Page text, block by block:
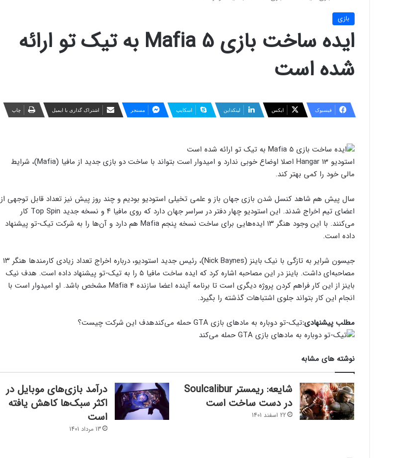
بازی
ایده ساخت بازی Mafia 5 به تیک تو ارائه
شده است
فیسبوک ایکس لینکداین اسکایپ مسنجر اشتراک گذاری با ایمیل چاپ
استودیو Hangar 13 اصلا اوضاع خوبی ندارد و امیدوار است بتواند با ساخت دو بازی جدید از مافیا (Mafia)، شرایط
مالی خود را کمی بهتر کند.
سال پیش هم شاهد کنسل شدن بازی جهان باز و علمی تخیلی استودیو بودیم و چند روز پیش نیز تعداد قابل توجهی از
اعضای تیم اخراج شدند. این استودیو چهار دفتر در سراسر جهان دارد که روی مافیا ۴ و نسخه جدید Top Spin کار
می‌کنند. با این وجود هنگر ۱۳ ایده‌هایی برای ساخت نسخه پنجم Mafia هم دارد و آن‌ها را به شرکت تیک-تو پیشنهاد
داده است.
جیسون شرایر به تازگی با نیک باینز (Nick Baynes)، رئیس جدید استودیو، درباره اخراج تعداد زیادی کارمندها هنگر ۱۳
مصاحبه‌ای داشت. باینز در این مصاحبه اشاره کرد که ایده ساخت مافیا ۵ را به تیک-تو پیشنهاد داده‌ است. هدف نیک
باینز از این کار فراهم کردن پروژه دیگری است تا برنامه آینده اعضا سازنده Mafia 4 مشخص باشد. او امیدوار است با
انجام این کار بتواند جلوی اشتباهات گذشته را بگیرد.
مطلب پیشنهادی:تیک-تو دوباره به مادهای بازی GTA حمله می‌کند هدف این شرکت چیست؟
نوشته های مشابه
شایعه: ریمستر Soulcalibur
در دست ساخت است
22 اسفند 1401
درآمد بازی‌های موبایل در
اکثر سبک‌ها کاهش یافته
است
13 مرداد 1401